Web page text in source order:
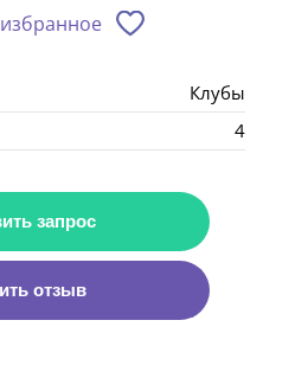
Клубы
4
запрос
отзыв